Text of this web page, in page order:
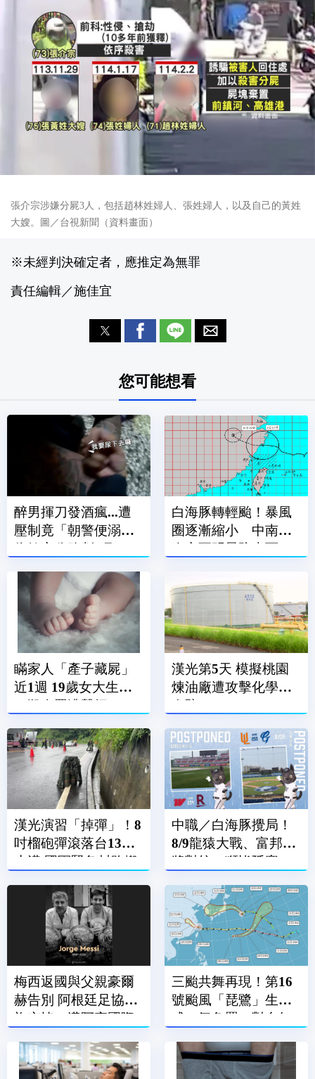
張介宗涉嫌分屍3人，包括趙林姓婦人、張姓婦人，以及自己的黃姓
大嫂。圖／台視新聞（資料畫面）
※未經判決確定者，應推定為無罪
責任編輯／施佳宜
您可能想看
醉男揮刀發酒瘋...遭
壓制竟「朝警便溺」
依妨害公務判2月
白海豚轉輕颱！暴風
圈逐漸縮小 中南部
今夜至明晨防大雨
瞞家人「產子藏屍」
近1週 19歲女大生涉
犯殺人罪遭聲押
漢光第5天 模擬桃園
煉油廠遭攻擊化學兵
進駐
漢光演習「掉彈」！8
吋榴砲彈滾落台13線
水溝 國軍緊急封路搬
中職／白海豚攪局！
8/9龍猿大戰、富邦悍
將對統一獅皆延賽
梅西返國與父親豪爾
赫告別 阿根廷足協降
旗哀悼、邁阿密國際
三颱共舞再現！第16
號颱風「琵鷺」生
成 氣象署：對台無